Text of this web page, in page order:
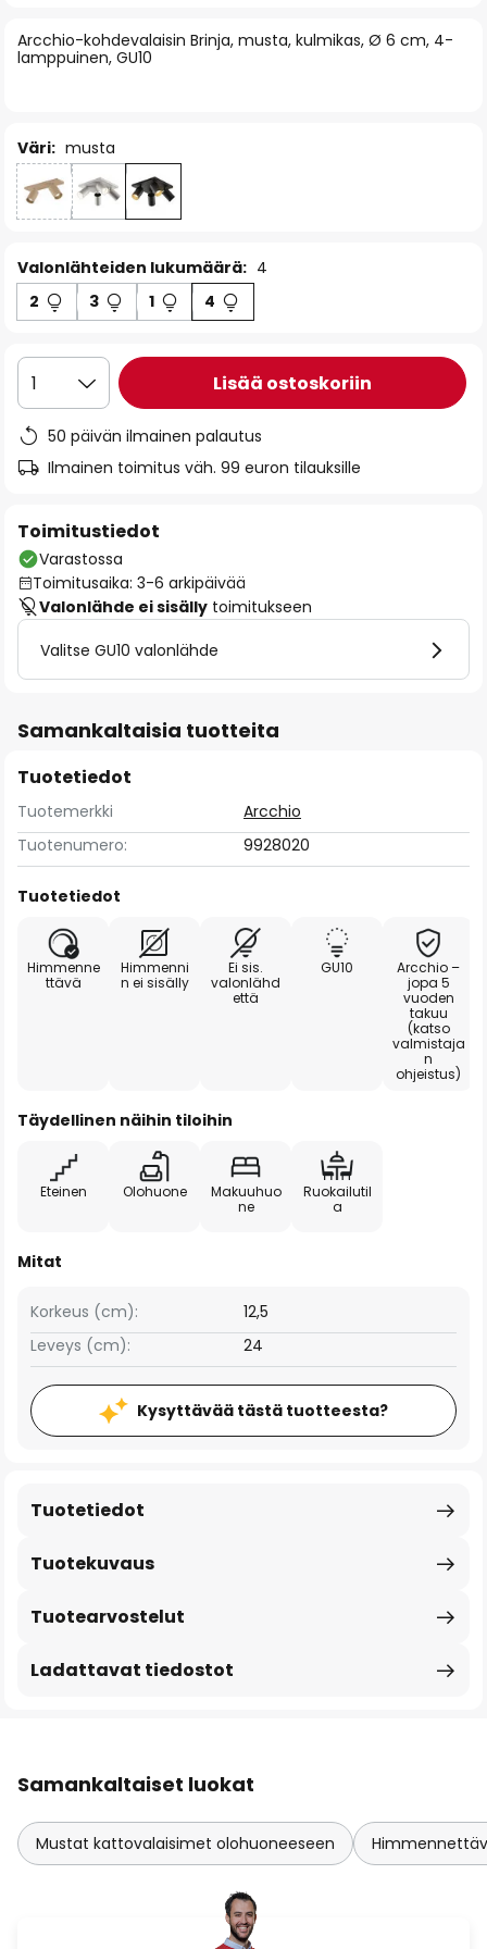
the
images
Arcchio-kohdevalaisin Brinja, musta, kulmikas, Ø 6 cm, 4-
lamppuinen, GU10
Väri: musta
Valonlähteiden lukumäärä: 4
2
3 1 4
1 Lisää ostoskoriin
50 päivän ilmainen palautus
Ilmainen toimitus väh. 99 euron tilauksille
Toimitustiedot
Varastossa
Toimitusaika: 3-6 arkipäivää
Valonlähde ei sisälly toimitukseen
Valitse GU10 valonlähde
Samankaltaisia tuotteita
Tuotetiedot
Tuotemerkki
Arcchio
Tuotenumero:
9928020
Tuotetiedot
Himmenne
ttävä
Himmenni
n ei sisälly
Ei sis.
valonlähd
että
GU10
Arcchio –
jopa 5
vuoden
takuu
(katso
valmistaja
n
ohjeistus)
Täydellinen näihin tiloihin
Eteinen Olohuone
Makuuhuo
ne
Ruokailutil
a
Mitat
Leveys (cm): 24
Korkeus (cm): 12,5
Kysyttävää tästä tuotteesta?
Tuotekuvaus
Tuotetiedot
Tuotearvostelut
Ladattavat tiedostot
Samankaltaiset luokat
Mustat kattovalaisimet olohuoneeseen